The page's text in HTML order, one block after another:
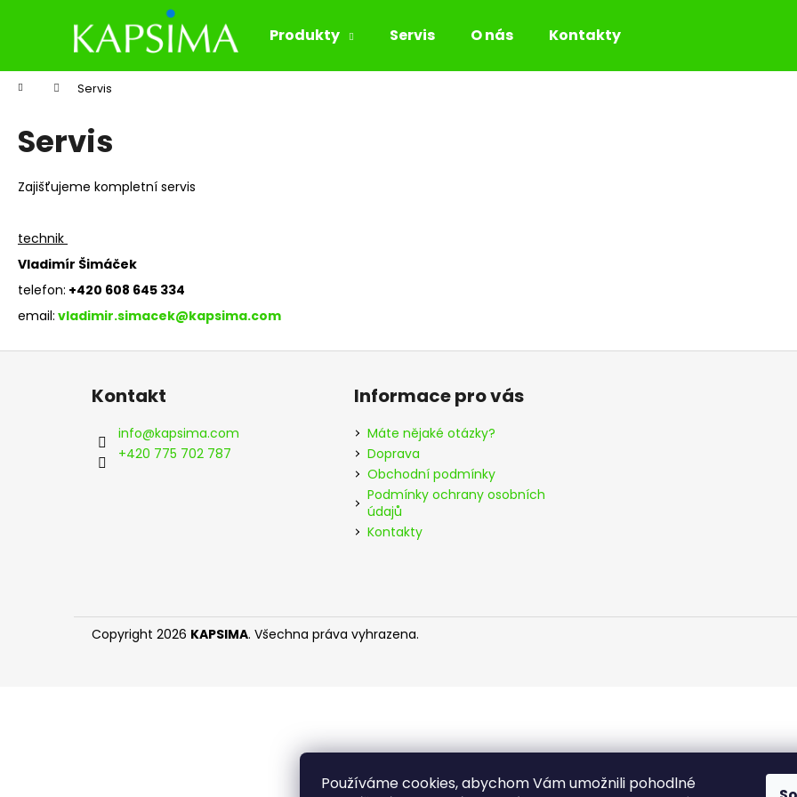
Používáme cookies, abychom Vám umožnili pohodlné
Produkty Servis O nás Kontakty
Domů Servis
Servis
Zajišťujeme kompletní servis
technik
Vladimír Šimáček
telefon: +420 608 645 334
email: vladimir.simacek@kapsima.com
í
Zpět
do
obchodu
Zpět
do
obchodu
Z
Kontakt
info@kapsima.com
+420 775 702 787
Informace pro vás
Máte nějaké otázky?
Doprava
Obchodní podmínky
Podmínky ochrany osobních
údajů
Kontakty
Copyright 2026 KAPSIMA. Všechna práva vyhrazena.